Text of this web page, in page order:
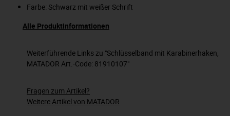
Farbe: Schwarz mit weißer Schrift
Alle Produktinformationen
Weiterführende Links zu "Schlüsselband mit Karabinerhaken,
MATADOR Art.-Code: 81910107"
Fragen zum Artikel?
Weitere Artikel von MATADOR